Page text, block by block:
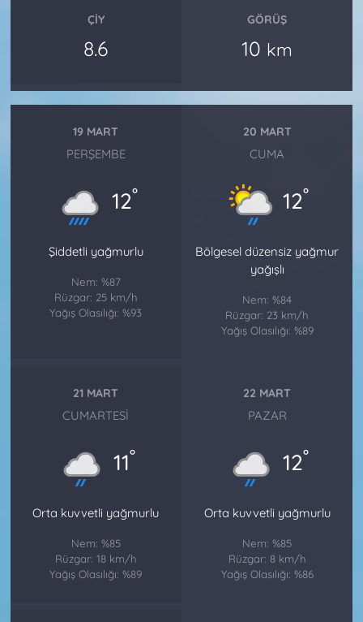
ÇIY
8.6
GÖRÜŞ
10 km
19 MART
PERŞEMBE
12°
Şiddetli yağmurlu
Nem: %87
Rüzgar: 25 km/h
Yağış Olasılığı: %93
20 MART
CUMA
12°
Bölgesel düzensiz yağmur
yağışlı
Nem: %84
Rüzgar: 23 km/h
Yağış Olasılığı: %89
21 MART
CUMARTESI
11°
Orta kuvvetli yağmurlu
Nem: %85
Rüzgar: 18 km/h
Yağış Olasılığı: %89
22 MART
PAZAR
12°
Orta kuvvetli yağmurlu
Nem: %85
Rüzgar: 8 km/h
Yağış Olasılığı: %86